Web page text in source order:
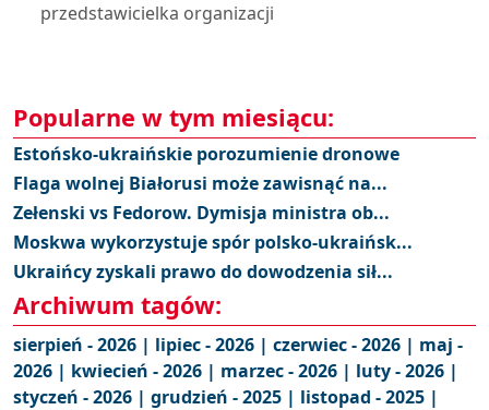
przedstawicielka organizacji
Popularne w tym miesiącu:
Estońsko-ukraińskie porozumienie dronowe
Flaga wolnej Białorusi może zawisnąć na...
Zełenski vs Fedorow. Dymisja ministra ob...
Moskwa wykorzystuje spór polsko-ukraińsk...
Ukraińcy zyskali prawo do dowodzenia sił...
Archiwum tagów:
sierpień - 2026 | lipiec - 2026 | czerwiec - 2026 | maj -
2026 | kwiecień - 2026 | marzec - 2026 | luty - 2026 |
styczeń - 2026 | grudzień - 2025 | listopad - 2025 |